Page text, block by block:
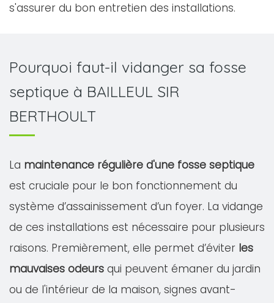
s'assurer du bon entretien des installations.
Pourquoi faut-il vidanger sa fosse
septique à BAILLEUL SIR
BERTHOULT
La maintenance régulière d'une fosse septique
est cruciale pour le bon fonctionnement du
système d’assainissement d’un foyer. La vidange
de ces installations est nécessaire pour plusieurs
raisons. Premièrement, elle permet d’éviter les
mauvaises odeurs qui peuvent émaner du jardin
ou de l'intérieur de la maison, signes avant-